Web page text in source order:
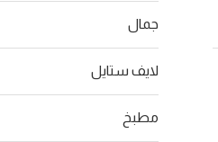
جمال
لايف ستايل
مطبخ